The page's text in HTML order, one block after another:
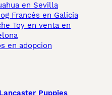
en Sevilla
Francés en Galicia
Toy en venta en
en adopcion
Lancaster Puppies